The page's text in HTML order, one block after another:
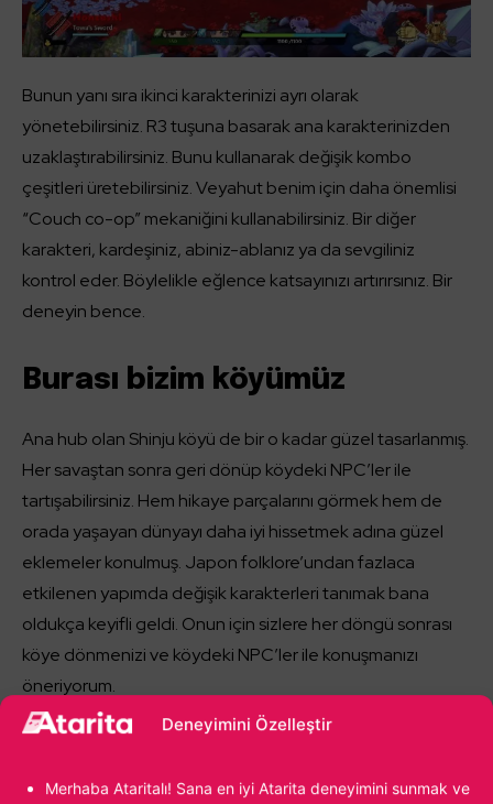
Deneyimini Özelleştir
Merhaba Ataritalı! Sana en iyi Atarita deneyimini sunmak ve
Bunun yanı sıra ikinci karakterinizi ayrı olarak
yönetebilirsiniz. R3 tuşuna basarak ana karakterinizden
uzaklaştırabilirsiniz. Bunu kullanarak değişik kombo
çeşitleri üretebilirsiniz. Veyahut benim için daha önemlisi
“Couch co-op” mekaniğini kullanabilirsiniz. Bir diğer
karakteri, kardeşiniz, abiniz-ablanız ya da sevgiliniz
kontrol eder. Böylelikle eğlence katsayınızı artırırsınız. Bir
deneyin bence.
Burası bizim köyümüz
Ana hub olan Shinju köyü de bir o kadar güzel tasarlanmış.
Her savaştan sonra geri dönüp köydeki NPC’ler ile
tartışabilirsiniz. Hem hikaye parçalarını görmek hem de
orada yaşayan dünyayı daha iyi hissetmek adına güzel
eklemeler konulmuş. Japon folklore’undan fazlaca
etkilenen yapımda değişik karakterleri tanımak bana
oldukça keyifli geldi. Onun için sizlere her döngü sonrası
köye dönmenizi ve köydeki NPC’ler ile konuşmanızı
öneriyorum.